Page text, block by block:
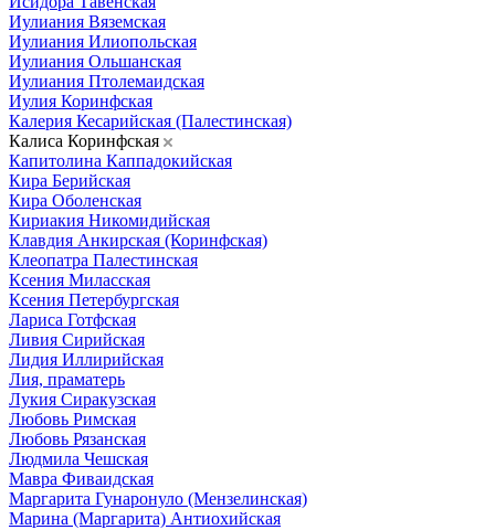
Иулиания Вяземская
Иулиания Илиопольская
Иулиания Ольшанская
Иулиания Птолемаидская
Иулия Коринфская
Калерия Кесарийская (Палестинская)
Калиса Коринфская
Капитолина Каппадокийская
Кира Берийская
Кира Оболенская
Кириакия Никомидийская
Клавдия Анкирская (Коринфская)
Клеопатра Палестинская
Ксения Миласская
Ксения Петербургская
Лариса Готфская
Ливия Сирийская
Лидия Иллирийская
Лия, праматерь
Лукия Сиракузская
Любовь Римская
Любовь Рязанская
Людмила Чешская
Мавра Фиваидская
Маргарита Гунаронуло (Мензелинская)
Марина (Маргарита) Антиохийская